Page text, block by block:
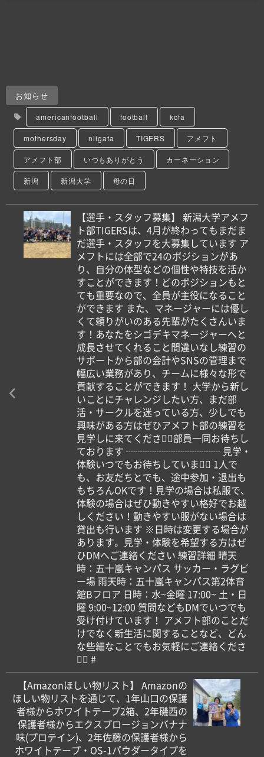
お知らせ
americanfootball football kcfa
mothersday niigata TIGERS アメフト
アメフト部 いつもありがとう カーネーション
新潟 新潟大学 母の日
【選手・スタッフ募集】 新潟大学アメフ
ト部TIGERSは、4月が終わってもまだま
だ選手・スタッフを大募集しています️ ア
メフトには全部で24のポジションがあ
り、自分の体型などの個性や特技を活か
すことができます！どのポジションもと
ても重要なので、全員が主役になること
ができます また、マネージャーには優し
くて頼りがいのある先輩がたくさんいま
す！あなたをシゴデキマネージャーへと
成長させてくれること間違いなし練習の
サポートから部の会計やSNSの管理まで
幅広い業務があり、チームに様々な形で
貢献することができます！ 大学から新し
いことにチャレンジしたい方、まだ部
活・サークルを迷っている方、少しでも
興味がある方はぜひアメフト部の練習を
見学しに来てください🏻部員一同お待ちし
ております ┈┈┈┈┈┈┈┈┈┈ 見学・
体験いつでもお待ちしています🏻 1人で
も、お友だちとでも、途中参加・退出も
もちろんOKです！見学の場合は私服で、
体験の場合はぜひ動きやすい格好でお越
しください！動きやすい服がない場合は
貸出も行います ※日時は変更する場合が
あります。見学・体験を希望する方はぜ
ひDMへご連絡ください 練習詳細 晴天
時：五十嵐キャンパス サッカー・ラグビ
ー場 雨天時：五十嵐キャンパス第2体育
館Bフロア 日時：水~金曜 17:00~ 土・日
曜 9:00~12:00 質問などもDMでいつでも
受け付けています！ アメフト部のことだ
けでなく新生活に関することなど、どん
な些細なことでもお気軽にご連絡くださ
い🏻 #
【Amazonほしい物リスト️】 Amazonの
ほしい物リストを通じて、1年山口の保護
者様からホワイトテープ2箱、2年磯西の
保護者様からエクスプロージョンバナナ
味(プロテイン)、2年佐藤の保護者様から
ホワイトテープ・OS-1パウダータイプを